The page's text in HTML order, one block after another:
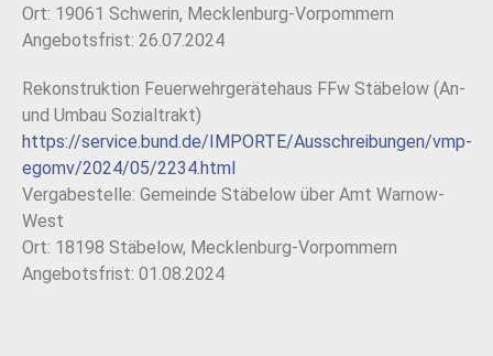
Ort: 19061 Schwerin, Mecklenburg-Vorpommern
Angebotsfrist: 26.07.2024
Rekonstruktion Feuerwehrgerätehaus FFw Stäbelow (An-
und Umbau Sozialtrakt)
https://service.bund.de/IMPORTE/Ausschreibungen/vmp-
egomv/2024/05/2234.html
Vergabestelle: Gemeinde Stäbelow über Amt Warnow-
West
Ort: 18198 Stäbelow, Mecklenburg-Vorpommern
Angebotsfrist: 01.08.2024